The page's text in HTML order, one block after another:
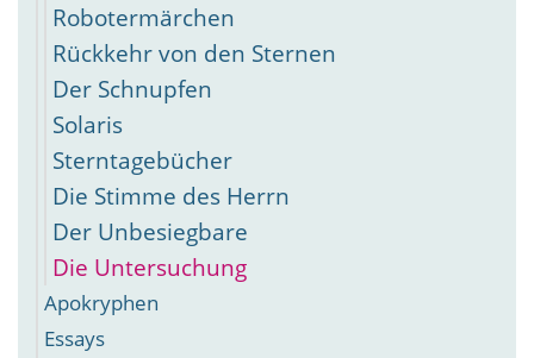
Robotermärchen
Rückkehr von den Sternen
Der Schnupfen
Solaris
Sterntagebücher
Die Stimme des Herrn
Der Unbesiegbare
Die Untersuchung
Apokryphen
Essays